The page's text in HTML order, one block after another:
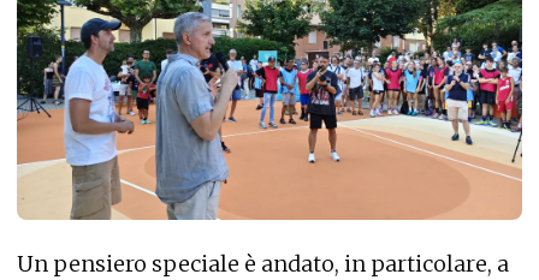
Un pensiero speciale è andato, in particolare, a